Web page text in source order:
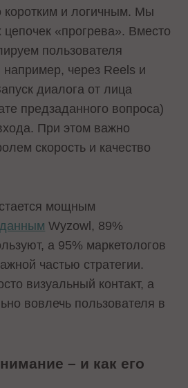
коротким и логичным. Мы
«прогрева». Вместо
пользователя
например, через Reels и
диалога от лица
предзаданного вопроса)
При этом важно
скорость и качество
мощным
данным Wyzowl, 89%
а 95% маркетологов
частью стратегии.
визуальный контакт, а
вовлечь пользователя в
– и как его